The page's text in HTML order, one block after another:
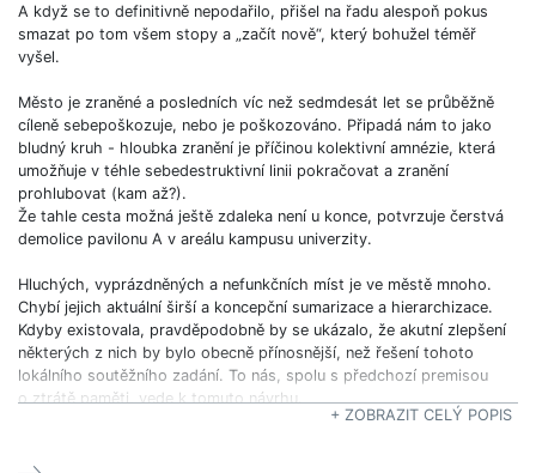
A když se to definitivně nepodařilo, přišel na řadu alespoň pokus
smazat po tom všem stopy a „začít nově“, který bohužel téměř
vyšel.
Město je zraněné a posledních víc než sedmdesát let se průběžně
cíleně sebepoškozuje, nebo je poškozováno. Připadá nám to jako
bludný kruh - hloubka zranění je příčinou kolektivní amnézie, která
umožňuje v téhle sebedestruktivní linii pokračovat a zranění
prohlubovat (kam až?).
Že tahle cesta možná ještě zdaleka není u konce, potvrzuje čerstvá
demolice pavilonu A v areálu kampusu univerzity.
Hluchých, vyprázdněných a nefunkčních míst je ve městě mnoho.
Chybí jejich aktuální širší a koncepční sumarizace a hierarchizace.
Kdyby existovala, pravděpodobně by se ukázalo, že akutní zlepšení
některých z nich by bylo obecně přínosnější, než řešení tohoto
lokálního soutěžního zadání. To nás, spolu s předchozí premisou
o ztrátě paměti, vede k tomuto návrhu.
+ ZOBRAZIT CELÝ POPIS